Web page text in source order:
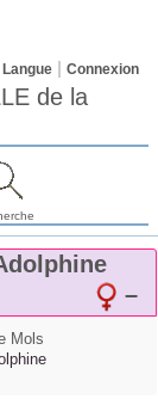
Langue Connexion
de la
–
Mols